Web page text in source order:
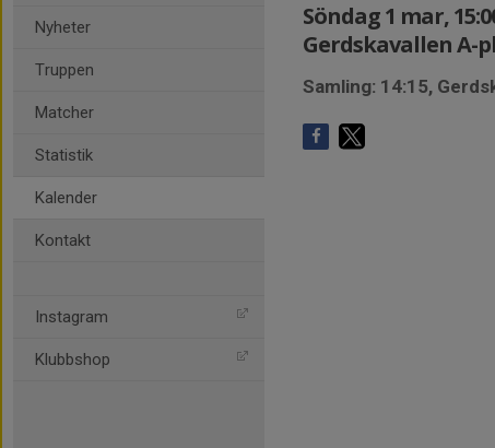
Nyheter
Truppen
Matcher
Statistik
Kalender
Kontakt
Instagram
Klubbshop
Söndag 1 mar,
Gerdskavallen A-
Samling: 14:15,